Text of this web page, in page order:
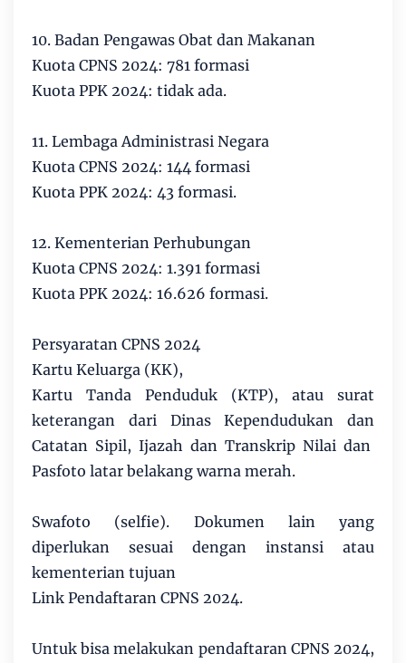
10. Badan Pengawas Obat dan Makanan
Kuota CPNS 2024: 781 formasi
Kuota PPK 2024: tidak ada.
11. Lembaga Administrasi Negara
Kuota CPNS 2024: 144 formasi
Kuota PPK 2024: 43 formasi.
12. Kementerian Perhubungan
Kuota CPNS 2024: 1.391 formasi
Kuota PPK 2024: 16.626 formasi.
Persyaratan CPNS 2024
Kartu Keluarga (KK),
Kartu Tanda Penduduk (KTP), atau surat
keterangan dari Dinas Kependudukan dan
Catatan Sipil, Ijazah dan Transkrip Nilai dan
Pasfoto latar belakang warna merah.
Swafoto (selfie). Dokumen lain yang
diperlukan sesuai dengan instansi atau
kementerian tujuan
Link Pendaftaran CPNS 2024.
Untuk bisa melakukan pendaftaran CPNS 2024,